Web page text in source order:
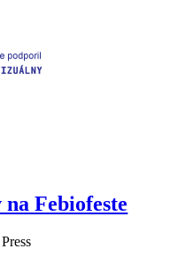
Febiofeste